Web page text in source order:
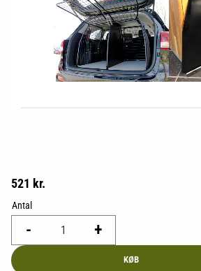
521 kr.
Antal
+
-
KØB